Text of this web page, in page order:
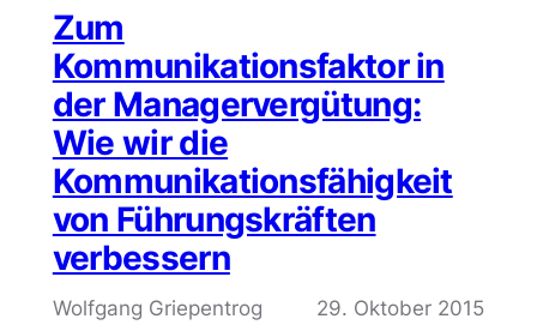
Zum
Kommunikationsfaktor in
der Managervergütung:
Wie wir die
Kommunikationsfähigkeit
von Führungskräften
verbessern
Wolfgang Griepentrog 29. Oktober 2015